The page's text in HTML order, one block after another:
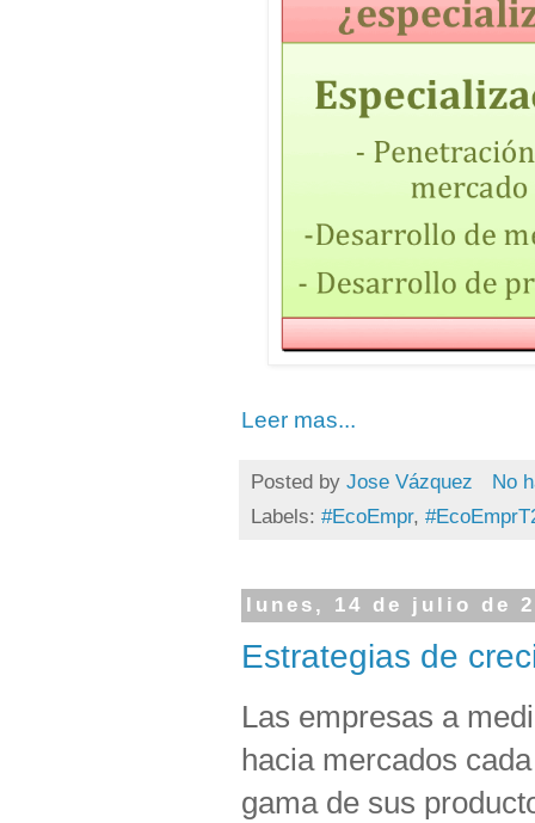
Leer mas...
Posted by Jose Vázquez
No
Labels: #EcoEmpr,
lunes, 14 de julio de
Estrategias de
Las empresas a
hacia mercados
gama de sus